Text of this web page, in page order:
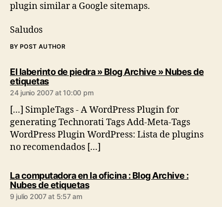
plugin similar a Google sitemaps.
Saludos
BY POST AUTHOR
El laberinto de piedra » Blog Archive » Nubes de
etiquetassays:
24 junio 2007 at 10:00 pm
[...] SimpleTags - A WordPress Plugin for
generating Technorati Tags Add-Meta-Tags
WordPress Plugin WordPress: Lista de plugins
no recomendados [...]
La computadora en la oficina : Blog Archive :
Nubes de etiquetassays:
9 julio 2007 at 5:57 am